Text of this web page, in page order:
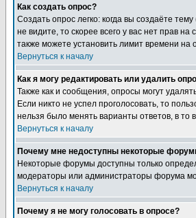
Как создать опрос?
Создать опрос легко: когда вы создаёте
не видите, то скорее всего у вас нет прав
также можете установить лимит времени на
Вернуться к началу
Как я могу редактировать или удалить
Также как и сообщения, опросы могут
Если никто не успел проголосовать, то
нельзя было менять варианты ответов, в то
Вернуться к началу
Почему мне недоступны некоторые
Некоторые форумы доступны только
модераторы или администраторы форума
Вернуться к началу
Почему я не могу голосовать в опросе?